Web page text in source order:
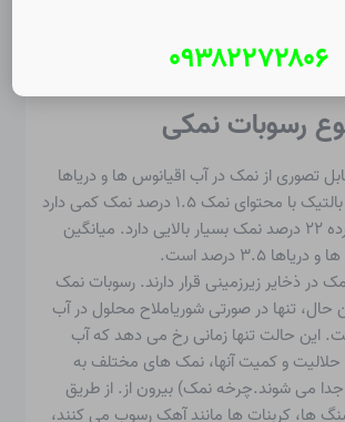
رسوبات نمکی
تصوری از نمک در آب اقیانوس ها و دریاها
حل می شود. دریای بالتیک با محتوای نمک ۱.۵ درصد نمک کمی دارد
در حالی که دریای مرده ۲۲ درصد نمک بسیار بالایی دارد. میانگین
۳.۵ درصد است.
در ذخایر زیرزمینی قرار دارند.رسوبات نمک
حال، تنها در صورتیشوریاملاح محلول در آب
این حالت تنها زمانی رخ می دهد که آب
و کمیت آنها، نمک های مختلف به
می شوند.چرخه نمک) بیرون از. از طریق
ها، کربنات ها مانند آهک رسوب می کنند،
۰۹۳۸۲۲۷۲۸۰۶